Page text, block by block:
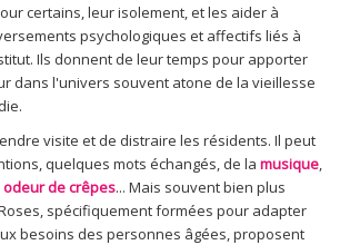
certains, leur isolement, et les aider à
psychologiques et affectifs liés à
Ils donnent de leur temps pour apporter
dans l'univers souvent atone de la vieillesse
visite et de distraire les résidents. Il peut
quelques mots échangés, de la musique,
de crêpes... Mais souvent bien plus
spécifiquement formées pour adapter
besoins des personnes âgées, proposent